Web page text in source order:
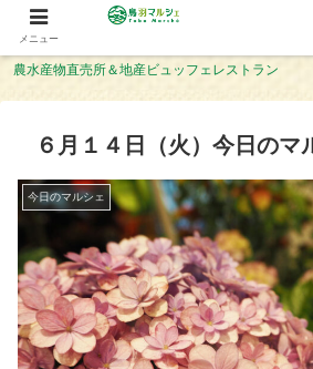
農水産物直売所＆地産ビュッフェレストラン
６月１４日（火）今日のマ
今日のマルシェ
メニュー